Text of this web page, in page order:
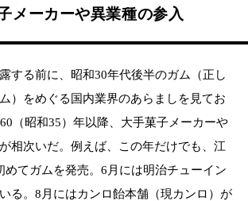
メーカーや異業種の参入
する前に、昭和30年代後半のガム（正し
）をめぐる国内業界のあらましを見てお
（昭和35）年以降、大手菓子メーカーや
相次いだ。例えば、この年だけでも、江
めてガムを発売。6月には明治チューイン
る。8月にはカンロ飴本舗（現カンロ）が